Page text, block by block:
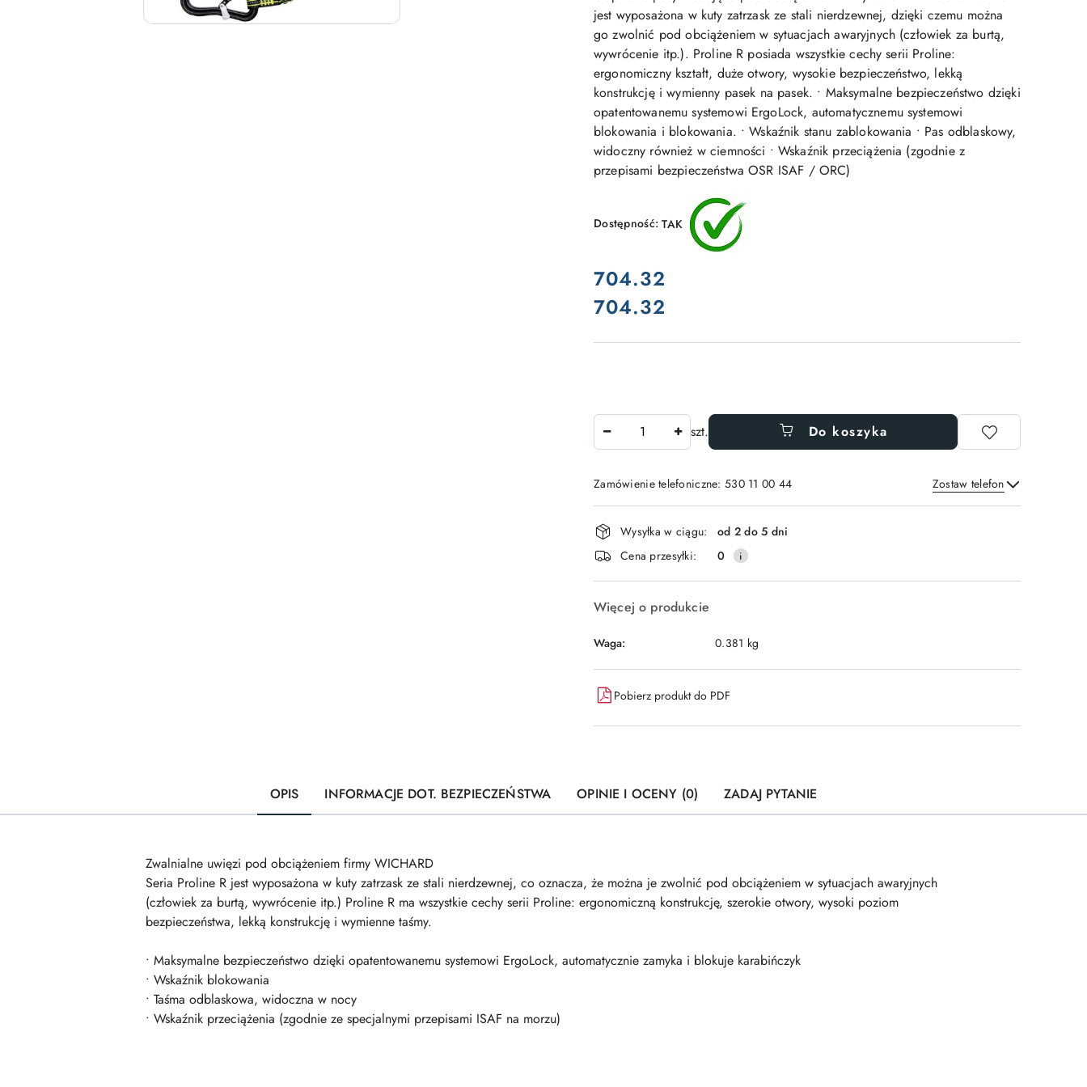
jest wyposażona w kuty zatrzask ze stali nierdzewnej, dzięki czemu można
go zwolnić pod obciążeniem w sytuacjach awaryjnych (człowiek za burtą,
wywrócenie itp.). Proline R posiada wszystkie cechy serii Proline:
ergonomiczny kształt, duże otwory, wysokie bezpieczeństwo, lekką
konstrukcję i wymienny pasek na pasek. • Maksymalne bezpieczeństwo dzięki
opatentowanemu systemowi ErgoLock, automatycznemu systemowi
blokowania i blokowania. • Wskaźnik stanu zablokowania • Pas odblaskowy,
widoczny również w ciemności • Wskaźnik przeciążenia (zgodnie z
przepisami bezpieczeństwa OSR ISAF / ORC)
Dostępność:TAK
cena:
704.32
Cena:
704.32
szt. Do koszyka
Zamówienie telefoniczne: 530 11 00 44 Zostaw telefon
Wyślij
Dostępność
i
dostawa
Wysyłka w ciągu:
od 2 do 5 dni
Cena przesyłki:
0
Więcej o produkcie
Waga: 0.381 kg
Pobierz produkt do PDF
OPIS INFORMACJE DOT. BEZPIECZEŃSTWA OPINIE I OCENY (0) ZADAJ PYTANIE
Zwalnialne uwięzi pod obciążeniem firmy WICHARD
Seria Proline R jest wyposażona w kuty zatrzask ze stali nierdzewnej, co oznacza, że ​​można je zwolnić pod obciążeniem w sytuacjach awaryjnych
(człowiek za burtą, wywrócenie itp.) Proline R ma wszystkie cechy serii Proline: ergonomiczną konstrukcję, szerokie otwory, wysoki poziom
bezpieczeństwa, lekką konstrukcję i wymienne taśmy.
• Maksymalne bezpieczeństwo dzięki opatentowanemu systemowi ErgoLock, automatycznie zamyka i blokuje karabińczyk
• Wskaźnik blokowania
• Taśma odblaskowa, widoczna w nocy
• Wskaźnik przeciążenia (zgodnie ze specjalnymi przepisami ISAF na morzu)